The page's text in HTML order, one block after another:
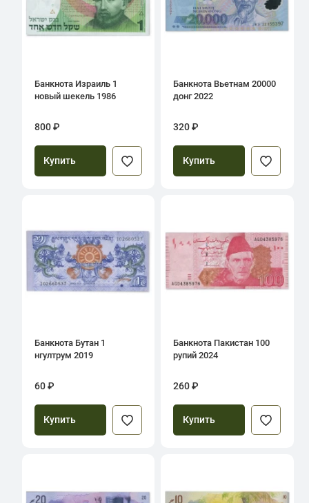
Банкнота Израиль 1
новый шекель 1986
800 ₽
Купить
Банкнота Вьетнам 20000
донг 2022
320 ₽
Купить
Банкнота Бутан 1
нгултрум 2019
60 ₽
Купить
Банкнота Пакистан 100
рупий 2024
260 ₽
Купить